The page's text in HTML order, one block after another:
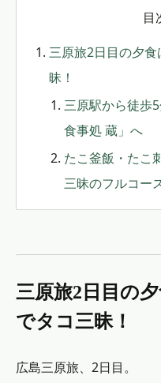
目
三原旅2日目の夕
昧！
三原駅から徒歩
食事処 蔵」へ
たこ釜飯・たこ
三昧のフルコー
三原旅2日目の夕食は「お食事処 蔵」
でタコ三昧！
広島三原旅、2日目。